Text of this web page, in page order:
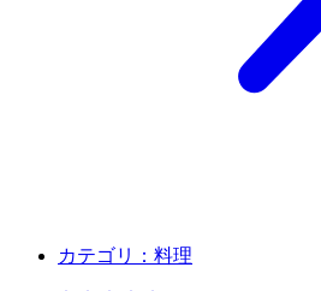
カテゴリ： 料理